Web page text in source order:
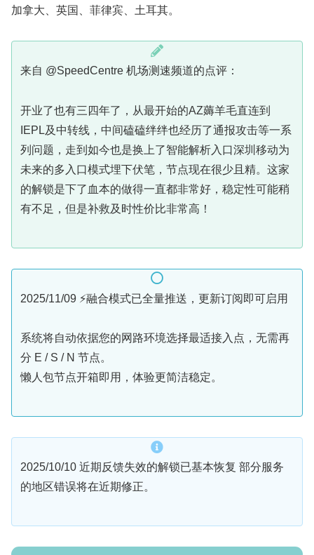
加拿大、英国、菲律宾、土耳其。
来自 @SpeedCentre 机场测速频道的点评：
开业了也有三四年了，从最开始的AZ薅羊毛直连到
IEPL及中转线，中间磕磕绊绊也经历了通报攻击等一系
列问题，走到如今也是换上了智能解析入口深圳移动为
未来的多入口模式埋下伏笔，节点现在很少且精。这家
的解锁是下了血本的做得一直都非常好，稳定性可能稍
有不足，但是补救及时性价比非常高！
2025/11/09 ⚡️融合模式已全量推送，更新订阅即可启用
系统将自动依据您的网路环境选择最适接入点，无需再
分 E / S / N 节点。
懒人包节点开箱即用，体验更简洁稳定。
2025/10/10 近期反馈失效的解锁已基本恢复 部分服务
的地区错误将在近期修正。